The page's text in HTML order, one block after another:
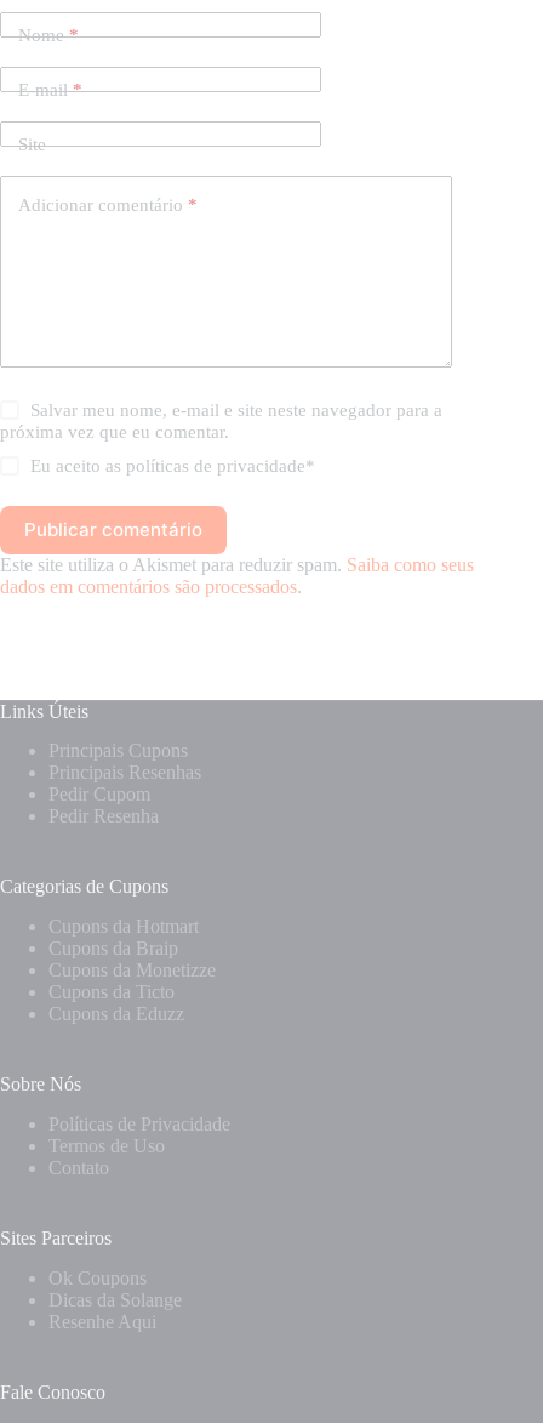
Nome*
E-mail*
Site
Adicionar comentário *
Salvar meu nome, e-mail e site neste navegador para a
próxima vez que eu comentar.
Eu aceito as políticas de privacidade*
Publicar comentário
Este site utiliza o Akismet para reduzir spam. Saiba como seus
dados em comentários são processados.
Links Úteis
Principais Cupons
Principais Resenhas
Pedir Cupom
Pedir Resenha
Categorias de Cupons
Cupons da Hotmart
Cupons da Braip
Cupons da Monetizze
Cupons da Ticto
Cupons da Eduzz
Sobre Nós
Políticas de Privacidade
Termos de Uso
Contato
Sites Parceiros
Ok Coupons
Dicas da Solange
Resenhe Aqui
Fale Conosco